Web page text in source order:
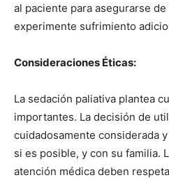
al paciente para asegurarse
experimente sufrimiento
Consideraciones Éticas:
La sedación paliativa plantea
importantes. La decisión de
cuidadosamente considerada
si es posible, y con su familia.
atención médica deben